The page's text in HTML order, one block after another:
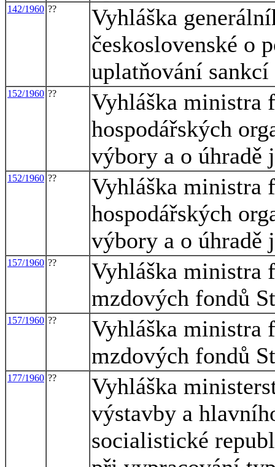
142/1960 ??
Vyhláška
československé o
uplatňování sankcí
152/1960 ??
Vyhláška ministra
hospodářských
výbory a o úhradě
152/1960 ??
Vyhláška ministra
hospodářských
výbory a o úhradě
157/1960 ??
Vyhláška ministra
mzdových fondů
157/1960 ??
Vyhláška ministra
mzdových fondů
177/1960 ??
Vyhláška
výstavby a
socialistické